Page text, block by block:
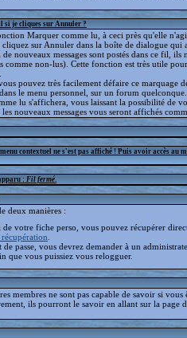
si je cliques sur Annuler ?
Marquer comme lu, à ceci près qu'elle
sur Annuler dans la boîte de dialogue qui
nouveaux messages sont postés dans ce fil, ils
comme non-lus). Cette fonction est très utile
pouvez très facilement défaire ce marquage
dans le menu personnel, sur un forum
lu s'affichera, vous laissant la possibilité de
nouveaux messages vous seront affichés
contextuel ne s'est pas affiché ! Puis avoir accès au
: Fil fermé
deux manières :
votre fiche perso, vous pouvez récupérer
récupération
passe, vous devrez demander à un
que vous puissiez vous relogguer.
membres ne sont pas capable de savoir si vous
ils pourront le savoir en allant sur la page